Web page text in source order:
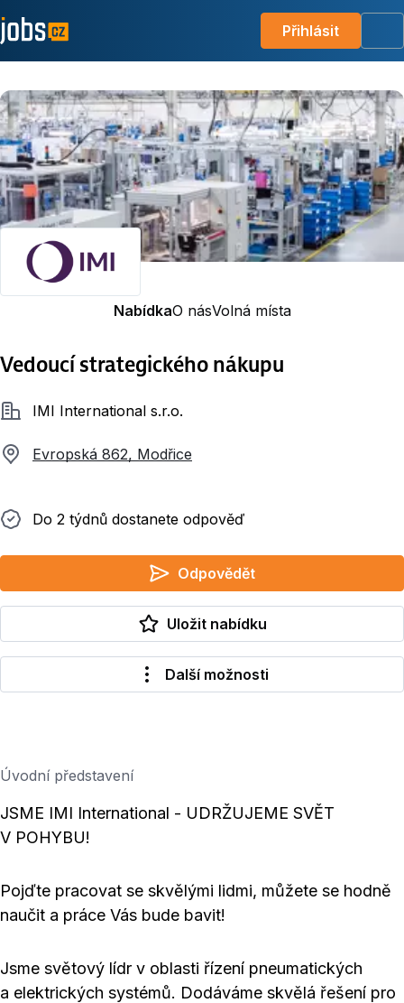
Přihlásit
NabídkaO násVolná místa
Vedoucí strategického nákupu
SpolečnostIMI International s.r.o.
Evropská 862, Modřice
Do 2 týdnů dostanete odpověď
Do 2 týdnů dostanete odpověď
Odpovědět
Uložit nabídku
Další možnosti
Úvodní představení
JSME IMI International - UDRŽUJEME SVĚT
V POHYBU!
Pojďte pracovat se skvělými lidmi, můžete se hodně
naučit a práce Vás bude bavit!
Jsme světový lídr v oblasti řízení pneumatických
a elektrických systémů. Dodáváme skvělá řešení pro